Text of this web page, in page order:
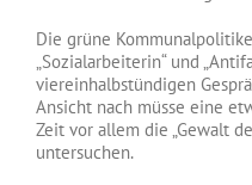
Die grüne
„Sozialarbeiterin“ und
viereinhalbstündigen
Ansicht nach müsse eine
Zeit vor allem die „Gewalt
untersuchen.